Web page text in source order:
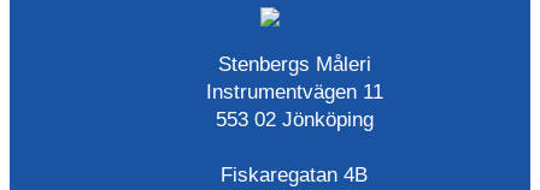
Stenbergs Måleri
Instrumentvägen 11
553 02 Jönköping
Fiskaregatan 4B